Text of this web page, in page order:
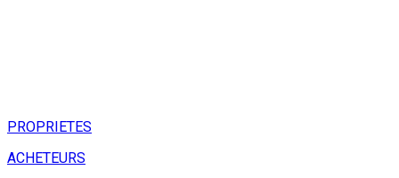
PROPRIETES
ACHETEURS